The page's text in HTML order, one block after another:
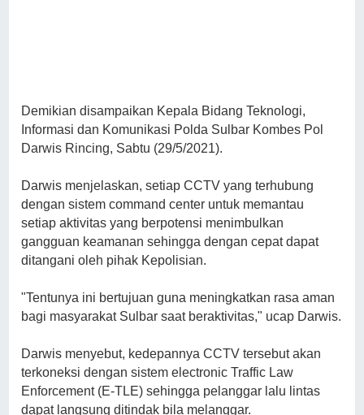
Demikian disampaikan Kepala Bidang Teknologi,
Informasi dan Komunikasi Polda Sulbar Kombes Pol
Darwis Rincing, Sabtu (29/5/2021).
Darwis menjelaskan, setiap CCTV yang terhubung
dengan sistem command center untuk memantau
setiap aktivitas yang berpotensi menimbulkan
gangguan keamanan sehingga dengan cepat dapat
ditangani oleh pihak Kepolisian.
"Tentunya ini bertujuan guna meningkatkan rasa aman
bagi masyarakat Sulbar saat beraktivitas," ucap Darwis.
Darwis menyebut, kedepannya CCTV tersebut akan
terkoneksi dengan sistem electronic Traffic Law
Enforcement (E-TLE) sehingga pelanggar lalu lintas
dapat langsung ditindak bila melanggar.